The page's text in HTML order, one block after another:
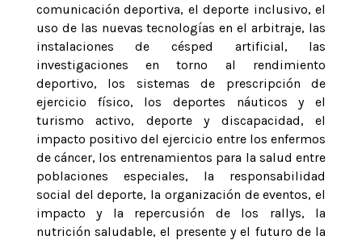
comunicación deportiva, el deporte inclusivo, el
uso de las nuevas tecnologías en el arbitraje, las
instalaciones de césped artificial, las
investigaciones en torno al rendimiento
deportivo, los sistemas de prescripción de
ejercicio físico, los deportes náuticos y el
turismo activo, deporte y discapacidad, el
impacto positivo del ejercicio entre los enfermos
de cáncer, los entrenamientos para la salud entre
poblaciones especiales, la responsabilidad
social del deporte, la organización de eventos, el
impacto y la repercusión de los rallys, la
nutrición saludable, el presente y el futuro de la